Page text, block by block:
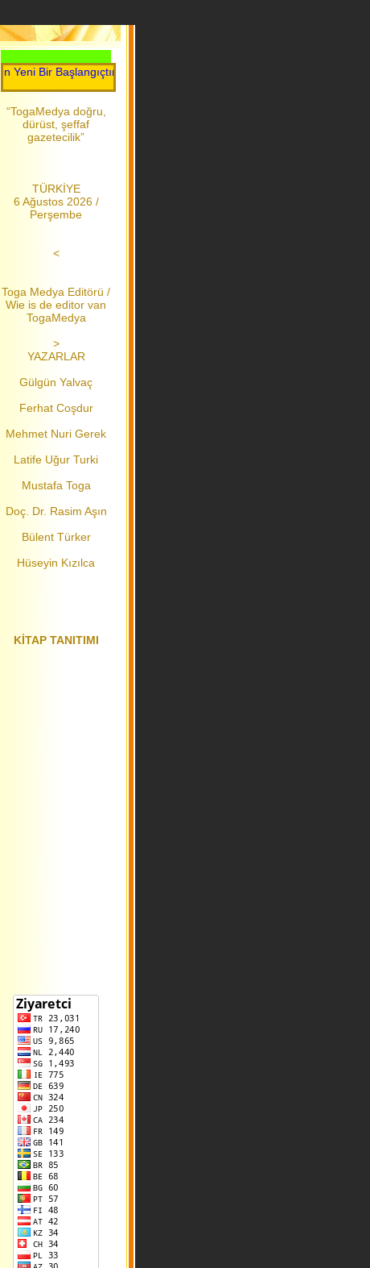
Bir Başlangıçtır.....Toga Medya.....2006 dan bu yana
“TogaMedya doğru,
dürüst, şeffaf
gazetecilik”
TÜRKİYE
6 Ağustos 2026 /
Perşembe
<
Toga Medya Editörü /
Wie is de editor van
TogaMedya
>
YAZARLAR
Gülgün Yalvaç
Ferhat Coşdur
Mehmet Nuri Gerek
Latife Uğur Turki
Mustafa Toga
Doç. Dr. Rasim Aşın
Bülent Türker
Hüseyin Kızılca
KİTAP TANITIMI